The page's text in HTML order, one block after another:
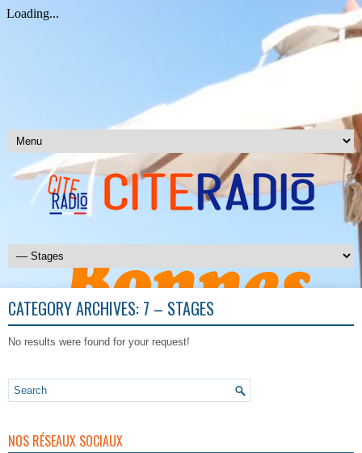
CATEGORY ARCHIVES: 7 – STAGES
No results were found for your request!
NOS RÉSEAUX SOCIAUX